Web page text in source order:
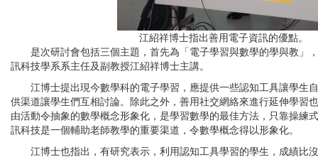
江紹祥博士指出善用電子資訊的優點。
是次研討會包括三個主題，首先為「電子學習與數學的學與教」
訊科技學系系主任及副教授江紹祥博士主講。
江博士提出現今數學科的電子學習，應提供一些認知工具讓學生
供渠道讓學生們互相討論。除此之外，善用社交網絡來進行延伸學習
由活動令抽象的數學概念形象化，是學習數學的最佳方法，只靠操練
訊科技是一個輔助老師教學的重要渠道，令數學概念得以形象化。
江博士也指出，有研究表示，利用認知工具學習的學生，成績比